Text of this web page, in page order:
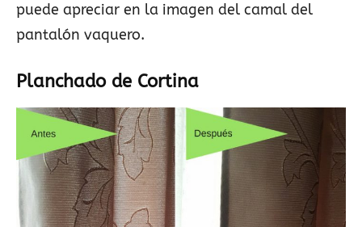
puede apreciar en la imagen del camal del
pantalón vaquero.
Planchado de Cortina